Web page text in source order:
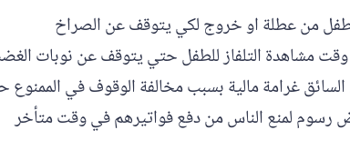
من عطلة او خروج لكي يتوقف عن الصراخ
مشاهدة التلفاز للطفل حتي يتوقف عن نوبات
غرامة مالية بسبب مخالفة الوقوف في الممنوع
رسوم لمنع الناس من دفع فواتيرهم في وقت متأخر